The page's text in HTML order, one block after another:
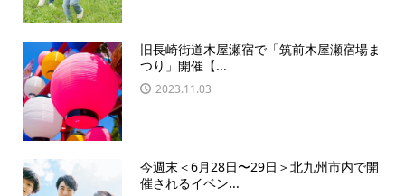
旧長崎街道木屋瀬宿で「筑前木屋瀬宿場ま
つり」開催【...
2023.11.03
今週末＜6月28日〜29日＞北九州市内で開
催されるイベン...